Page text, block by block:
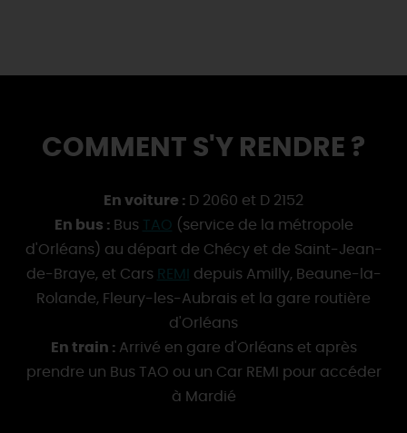
COMMENT S'Y RENDRE ?
En voiture : D 2060 et D 2152
En bus : Bus TAO (service de la métropole
d'Orléans) au départ de Chécy et de Saint-Jean-
de-Braye, et Cars REMI
depuis Amilly, Beaune-la-
Rolande, Fleury-les-Aubrais et la gare routière
d'Orléans
En train : Arrivé en gare d'Orléans et après
prendre un Bus TAO ou un Car REMI pour accéder
à Mardié